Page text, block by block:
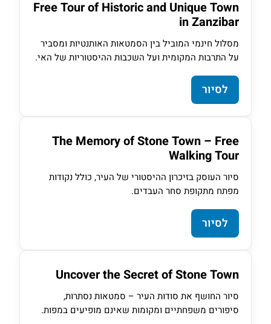
Free Tour of Historic and Unique Town
in Zanzibar
מסלול חינמי המוביל בין הסמטאות האותנטיות ומסביר
על התרבות המקומית ועל השכבות ההיסטוריות של האי.
לסיור
The Memory of Stone Town – Free
Walking Tour
סיור העוסק בזיכרון ההיסטורי של העיר, כולל נקודות
מפתח מתקופת סחר העבדים.
לסיור
Uncover the Secret of Stone Town
סיור החושף את סודות העיר – סמטאות נסתרות,
סיפורים משפחתיים ומקומות שאינם מופיעים במפות.